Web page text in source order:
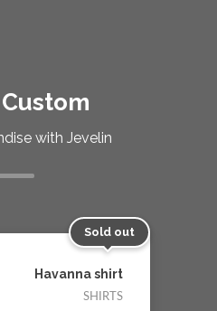
Custom
with Jevelin
Sold out
Havanna shirt
SHIRTS